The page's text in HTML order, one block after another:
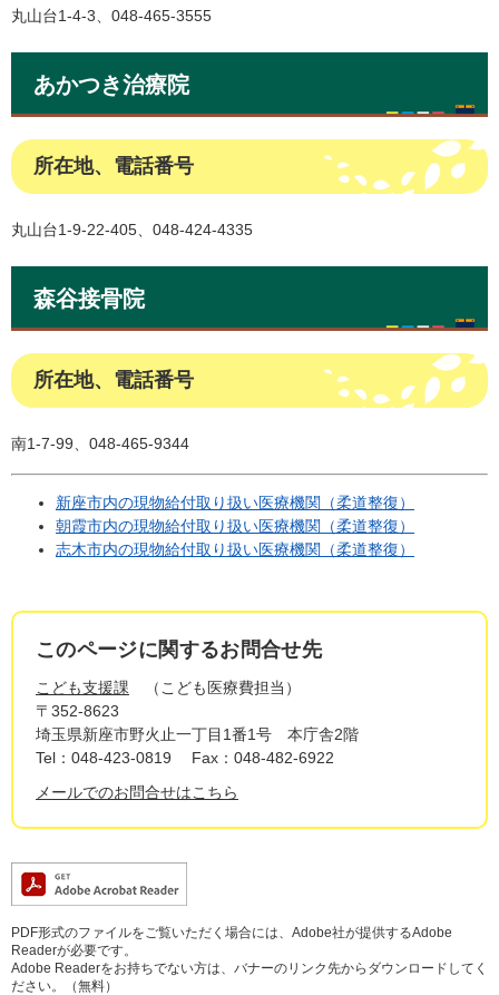
丸山台1-4-3、048-465-3555
あかつき治療院
所在地、電話番号
丸山台1-9-22-405、048-424-4335
森谷接骨院
所在地、電話番号
南1-7-99、048-465-9344
新座市内の現物給付取り扱い医療機関（柔道整復）
朝霞市内の現物給付取り扱い医療機関（柔道整復）
志木市内の現物給付取り扱い医療機関（柔道整復）
このページに関するお問合せ先
こども支援課
こども医療費担当
〒352-8623
埼玉県新座市野火止一丁目1番1号 本庁舎2階
Tel：048-423-0819
Fax：048-482-6922
メールでのお問合せはこちら
PDF形式のファイルをご覧いただく場合には、Adobe社が提供するAdobe
Readerが必要です。
Adobe Readerをお持ちでない方は、バナーのリンク先からダウンロードしてく
ださい。（無料）